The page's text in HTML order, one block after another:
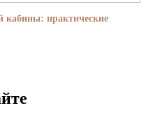
кабины: практические